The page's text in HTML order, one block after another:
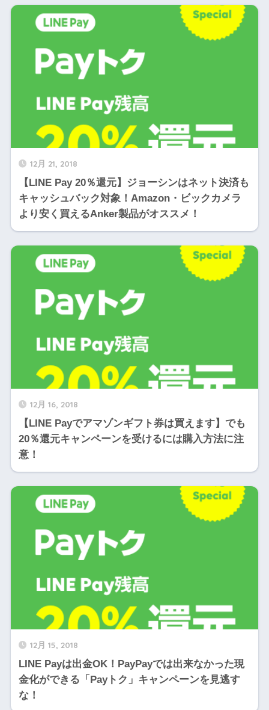
12月 21, 2018
【LINE Pay 20％還元】ジョーシンはネット決済も
キャッシュバック対象！Amazon・ビックカメラ
より安く買えるAnker製品がオススメ！
12月 16, 2018
【LINE Payでアマゾンギフト券は買えます】でも
20％還元キャンペーンを受けるには購入方法に注
意！
12月 15, 2018
LINE Payは出金OK！PayPayでは出来なかった現
金化ができる「Payトク」キャンペーンを見逃す
な！